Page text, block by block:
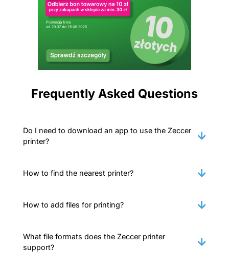
Frequently Asked Questions
Do I need to download an app to use the Zeccer
printer?
How to find the nearest printer?
How to add files for printing?
What file formats does the Zeccer printer
support?